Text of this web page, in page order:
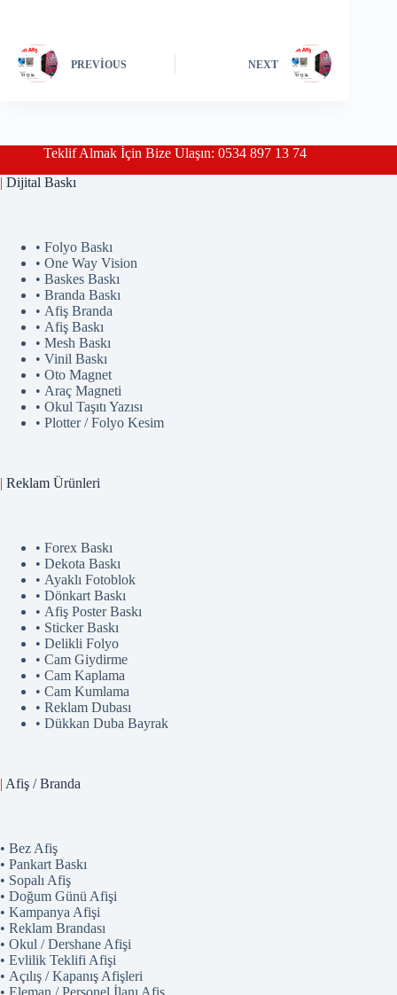
PREVIOUS NEXT
Teklif Almak İçin Bize Ulaşın: 0534 897 13 74
| Dijital Baskı
• Folyo Baskı
• One Way Vision
• Baskes Baskı
• Branda Baskı
• Afiş Branda
• Afiş Baskı
• Mesh Baskı
• Vinil Baskı
• Oto Magnet
• Araç Magneti
• Okul Taşıtı Yazısı
• Plotter / Folyo Kesim
| Reklam Ürünleri
• Forex Baskı
• Dekota Baskı
• Ayaklı Fotoblok
• Dönkart Baskı
• Afiş Poster Baskı
• Sticker Baskı
• Delikli Folyo
• Cam Giydirme
• Cam Kaplama
• Cam Kumlama
• Reklam Dubası
• Dükkan Duba Bayrak
| Afiş / Branda
• Bez Afiş
• Pankart Baskı
• Sopalı Afiş
• Doğum Günü Afişi
• Kampanya Afişi
• Reklam Brandası
• Okul / Dershane Afişi
• Evlilik Teklifi Afişi
• Açılış / Kapanış Afişleri
• Eleman / Personel İlanı Afiş